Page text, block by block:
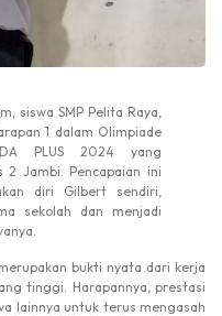
siswa SMP Pelita Raya,
1 dalam Olimpiade
PLUS 2024 yang
2 Jambi. Pencapaian ini
diri Gilbert sendiri,
sekolah dan menjadi
bukti nyata dari kerja
tinggi. Harapannya, prestasi
lainnya untuk terus mengasah